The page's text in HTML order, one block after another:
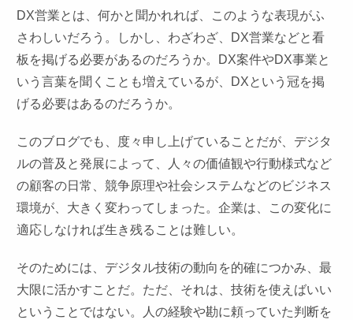
DX営業とは、何かと聞かれれば、このような表現がふ
さわしいだろう。しかし、わざわざ、DX営業などと看
板を掲げる必要があるのだろうか。DX案件やDX事業と
いう言葉を聞くことも増えているが、DXという冠を掲
げる必要はあるのだろうか。
このブログでも、度々申し上げていることだが、デジタ
ルの普及と発展によって、人々の価値観や行動様式など
の顧客の日常、競争原理や社会システムなどのビジネス
環境が、大きく変わってしまった。企業は、この変化に
適応しなければ生き残ることは難しい。
そのためには、デジタル技術の動向を的確につかみ、最
大限に活かすことだ。ただ、それは、技術を使えばいい
ということではない。人の経験や勘に頼っていた判断を